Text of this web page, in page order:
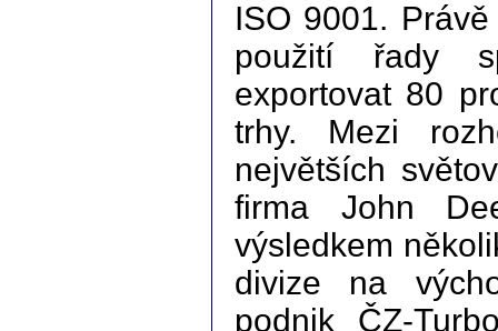
ISO 9001.
použití řady
exportovat 80
trhy. Mezi
největších
firma John
výsledkem
divize na
podnik ČZ-